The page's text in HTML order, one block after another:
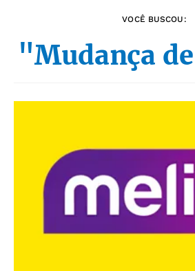
VOCÊ BUSCOU:
"Mudança